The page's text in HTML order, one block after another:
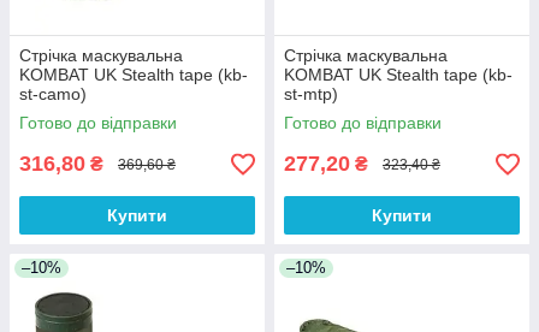
Стрічка маскувальна
KOMBAT UK Stealth tape (kb-
st-camo)
Готово до відправки
316,80 ₴ 369,60 ₴
Купити
Стрічка маскувальна
KOMBAT UK Stealth tape (kb-
st-mtp)
Готово до відправки
277,20 ₴ 323,40 ₴
Купити
–10% –10%